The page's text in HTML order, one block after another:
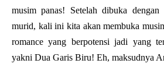
musim panas! Setelah dibuka
murid, kali ini kita akan membuka
romance yang berpotensi jadi yang
yakni Dua Garis Biru! Eh, maksudnya